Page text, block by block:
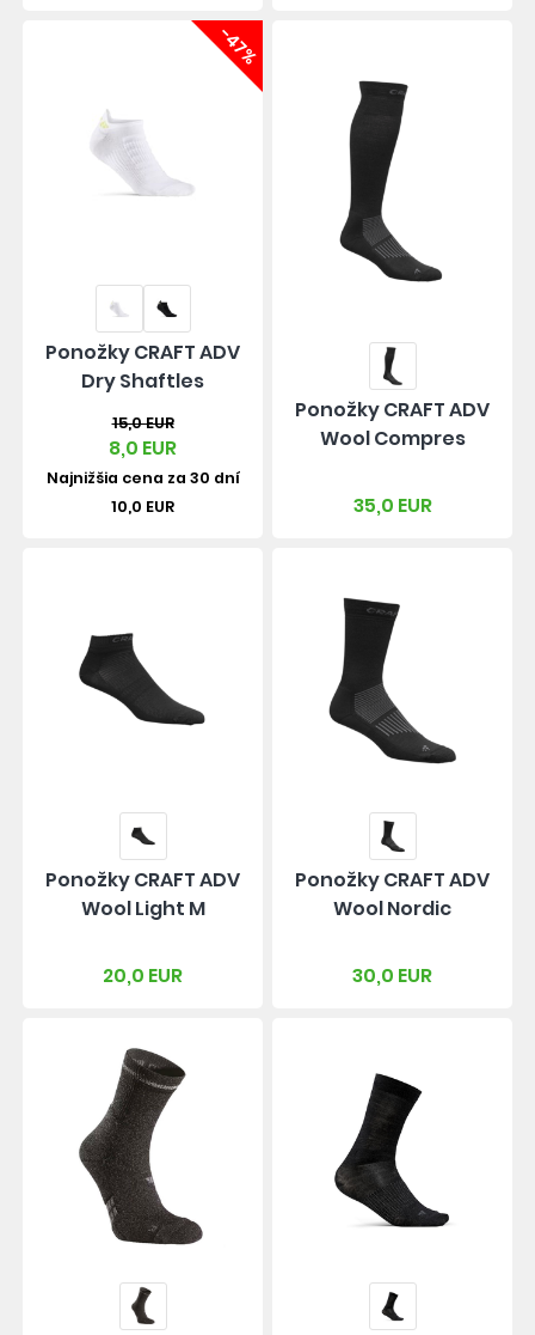
-47%
Ponožky CRAFT ADV
Dry Shaftles
15,0 EUR
8,0 EUR
Najnižšia cena za 30 dní
10,0 EUR
Ponožky CRAFT ADV
Wool Compres
35,0 EUR
Ponožky CRAFT ADV
Wool Light M
20,0 EUR
Ponožky CRAFT ADV
Wool Nordic
30,0 EUR